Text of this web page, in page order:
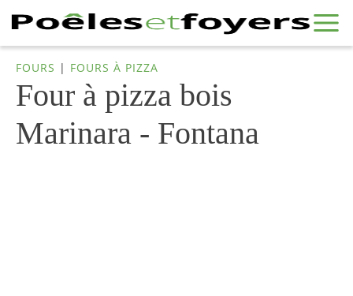
FOURS | FOURS À PIZZA
Four à pizza bois
Marinara - Fontana